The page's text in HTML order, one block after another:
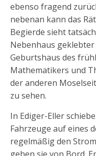
ebenso fragend
nebenan kann das
Begierde sieht
Nebenhaus
Geburtshaus des
Mathematikers und
der anderen
zu sehen.
In Ediger-Eller
Fahrzeuge auf eines
regelmäßig den